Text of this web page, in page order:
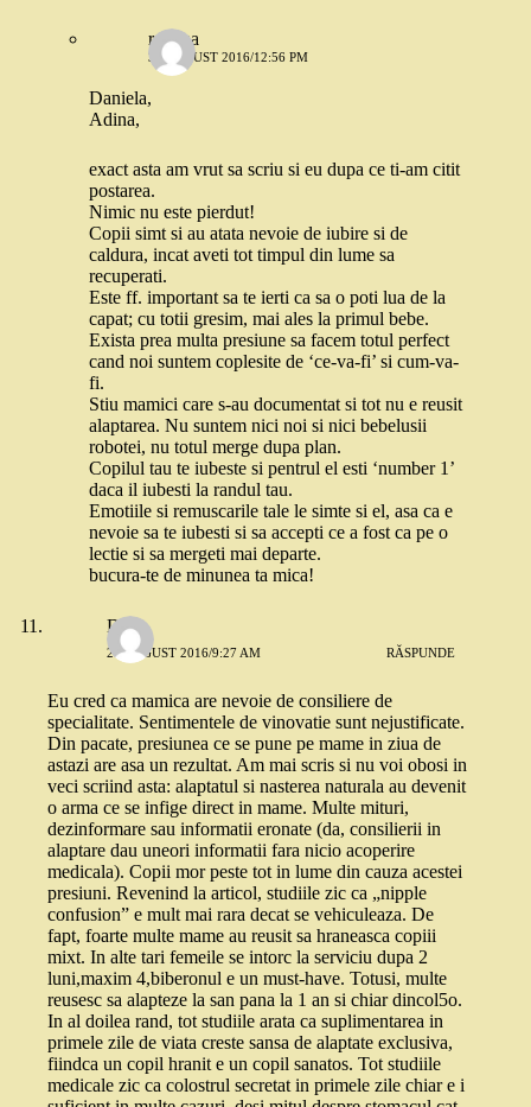
roxana
30 AUGUST 2016/12:56 PM
Daniela,
Adina,
exact asta am vrut sa scriu si eu dupa ce ti-am citit
postarea.
Nimic nu este pierdut!
Copii simt si au atata nevoie de iubire si de
caldura, incat aveti tot timpul din lume sa
recuperati.
Este ff. important sa te ierti ca sa o poti lua de la
capat; cu totii gresim, mai ales la primul bebe.
Exista prea multa presiune sa facem totul perfect
cand noi suntem coplesite de ‘ce-va-fi’ si cum-va-
fi.
Stiu mamici care s-au documentat si tot nu e reusit
alaptarea. Nu suntem nici noi si nici bebelusii
robotei, nu totul merge dupa plan.
Copilul tau te iubeste si pentrul el esti ‘number 1’
daca il iubesti la randul tau.
Emotiile si remuscarile tale le simte si el, asa ca e
nevoie sa te iubesti si sa accepti ce a fost ca pe o
lectie si sa mergeti mai departe.
bucura-te de minunea ta mica!
Deea
27 AUGUST 2016/9:27 AM RĂSPUNDE
Eu cred ca mamica are nevoie de consiliere de
specialitate. Sentimentele de vinovatie sunt nejustificate.
Din pacate, presiunea ce se pune pe mame in ziua de
astazi are asa un rezultat. Am mai scris si nu voi obosi in
veci scriind asta: alaptatul si nasterea naturala au devenit
o arma ce se infige direct in mame. Multe mituri,
dezinformare sau informatii eronate (da, consilierii in
alaptare dau uneori informatii fara nicio acoperire
medicala). Copii mor peste tot in lume din cauza acestei
presiuni. Revenind la articol, studiile zic ca „nipple
confusion” e mult mai rara decat se vehiculeaza. De
fapt, foarte multe mame au reusit sa hraneasca copiii
mixt. In alte tari femeile se intorc la serviciu dupa 2
luni,maxim 4,biberonul e un must-have. Totusi, multe
reusesc sa alapteze la san pana la 1 an si chiar dincol5o.
In al doilea rand, tot studiile arata ca suplimentarea in
primele zile de viata creste sansa de alaptate exclusiva,
fiindca un copil hranit e un copil sanatos. Tot studiile
medicale zic ca colostrul secretat in primele zile chiar e i